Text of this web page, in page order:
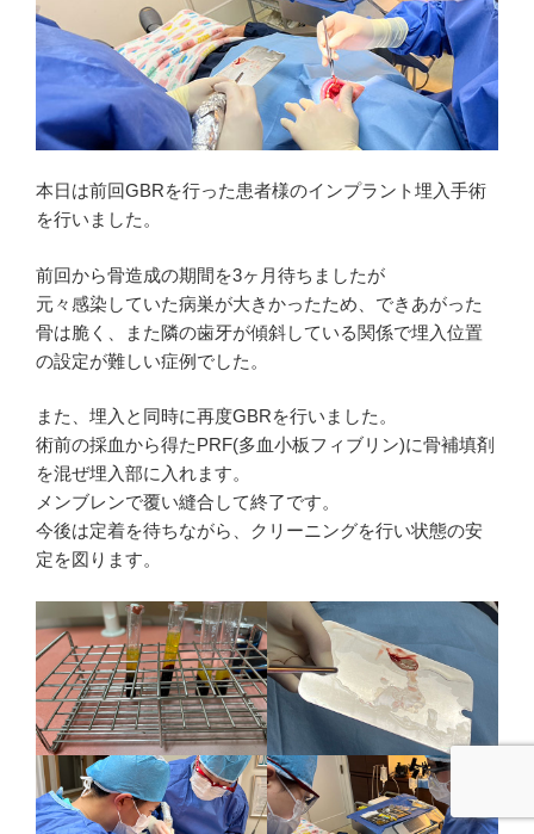
本日は前回GBRを行った患者様のインプラント埋入手術
を行いました。
前回から骨造成の期間を3ヶ月待ちましたが
元々感染していた病巣が大きかったため、できあがった
骨は脆く、また隣の歯牙が傾斜している関係で埋入位置
の設定が難しい症例でした。
また、埋入と同時に再度GBRを行いました。
術前の採血から得たPRF(多血小板フィブリン)に骨補填剤
を混ぜ埋入部に入れます。
メンブレンで覆い縫合して終了です。
今後は定着を待ちながら、クリーニングを行い状態の安
定を図ります。